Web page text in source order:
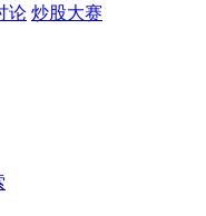
论 炒股大赛